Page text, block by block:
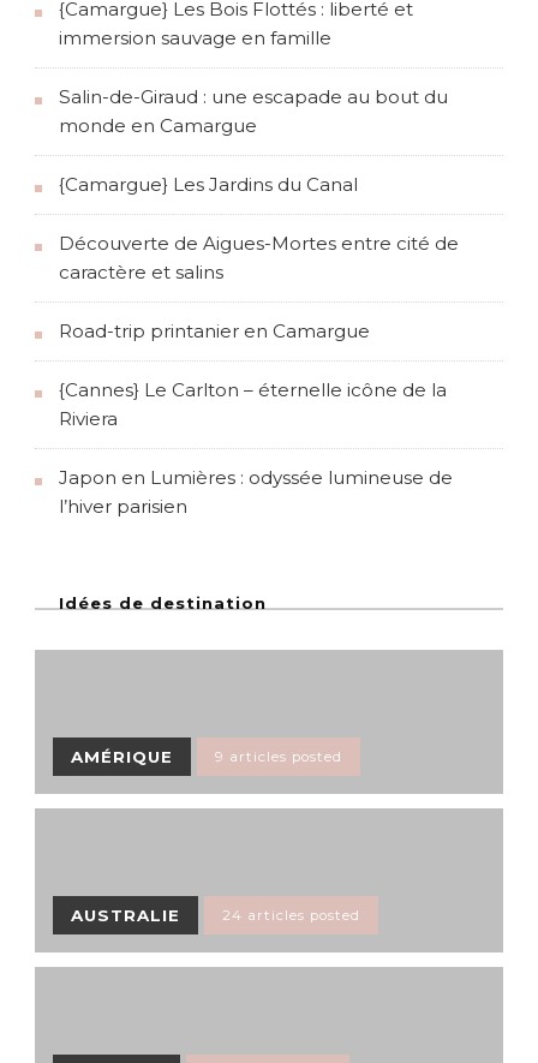
c
a
t
o
n
s
{Camargue} Les Bois Flottés : liberté et
immersion sauvage en famille
Salin-de-Giraud : une escapade au bout du
monde en Camargue
{Camargue} Les Jardins du Canal
Découverte de Aigues-Mortes entre cité de
caractère et salins
Road-trip printanier en Camargue
{Cannes} Le Carlton – éternelle icône de la
Riviera
Japon en Lumières : odyssée lumineuse de
l’hiver parisien
Idées de destination
AMÉRIQUE 9 articles posted
AUSTRALIE 24 articles posted